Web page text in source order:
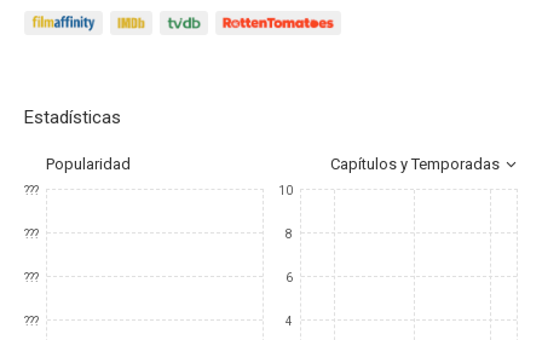
Estadísticas
Popularidad Capítulos y Temporadas
???
???
???
???
10
8
6
4